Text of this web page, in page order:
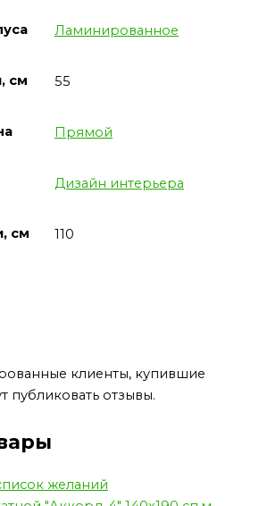
Ламинированное
см 55
Прямой
Дизайн интерьера
см 110
клиенты, купившие
публиковать отзывы.
желаний